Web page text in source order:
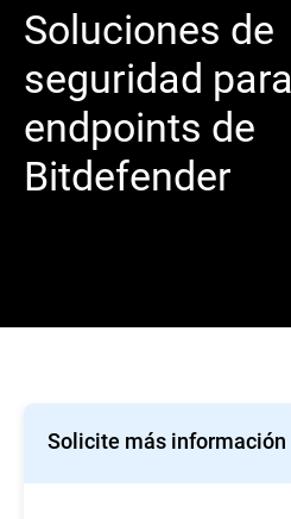
Soluciones de
seguridad para
endpoints de
Bitdefender
Solicite más información